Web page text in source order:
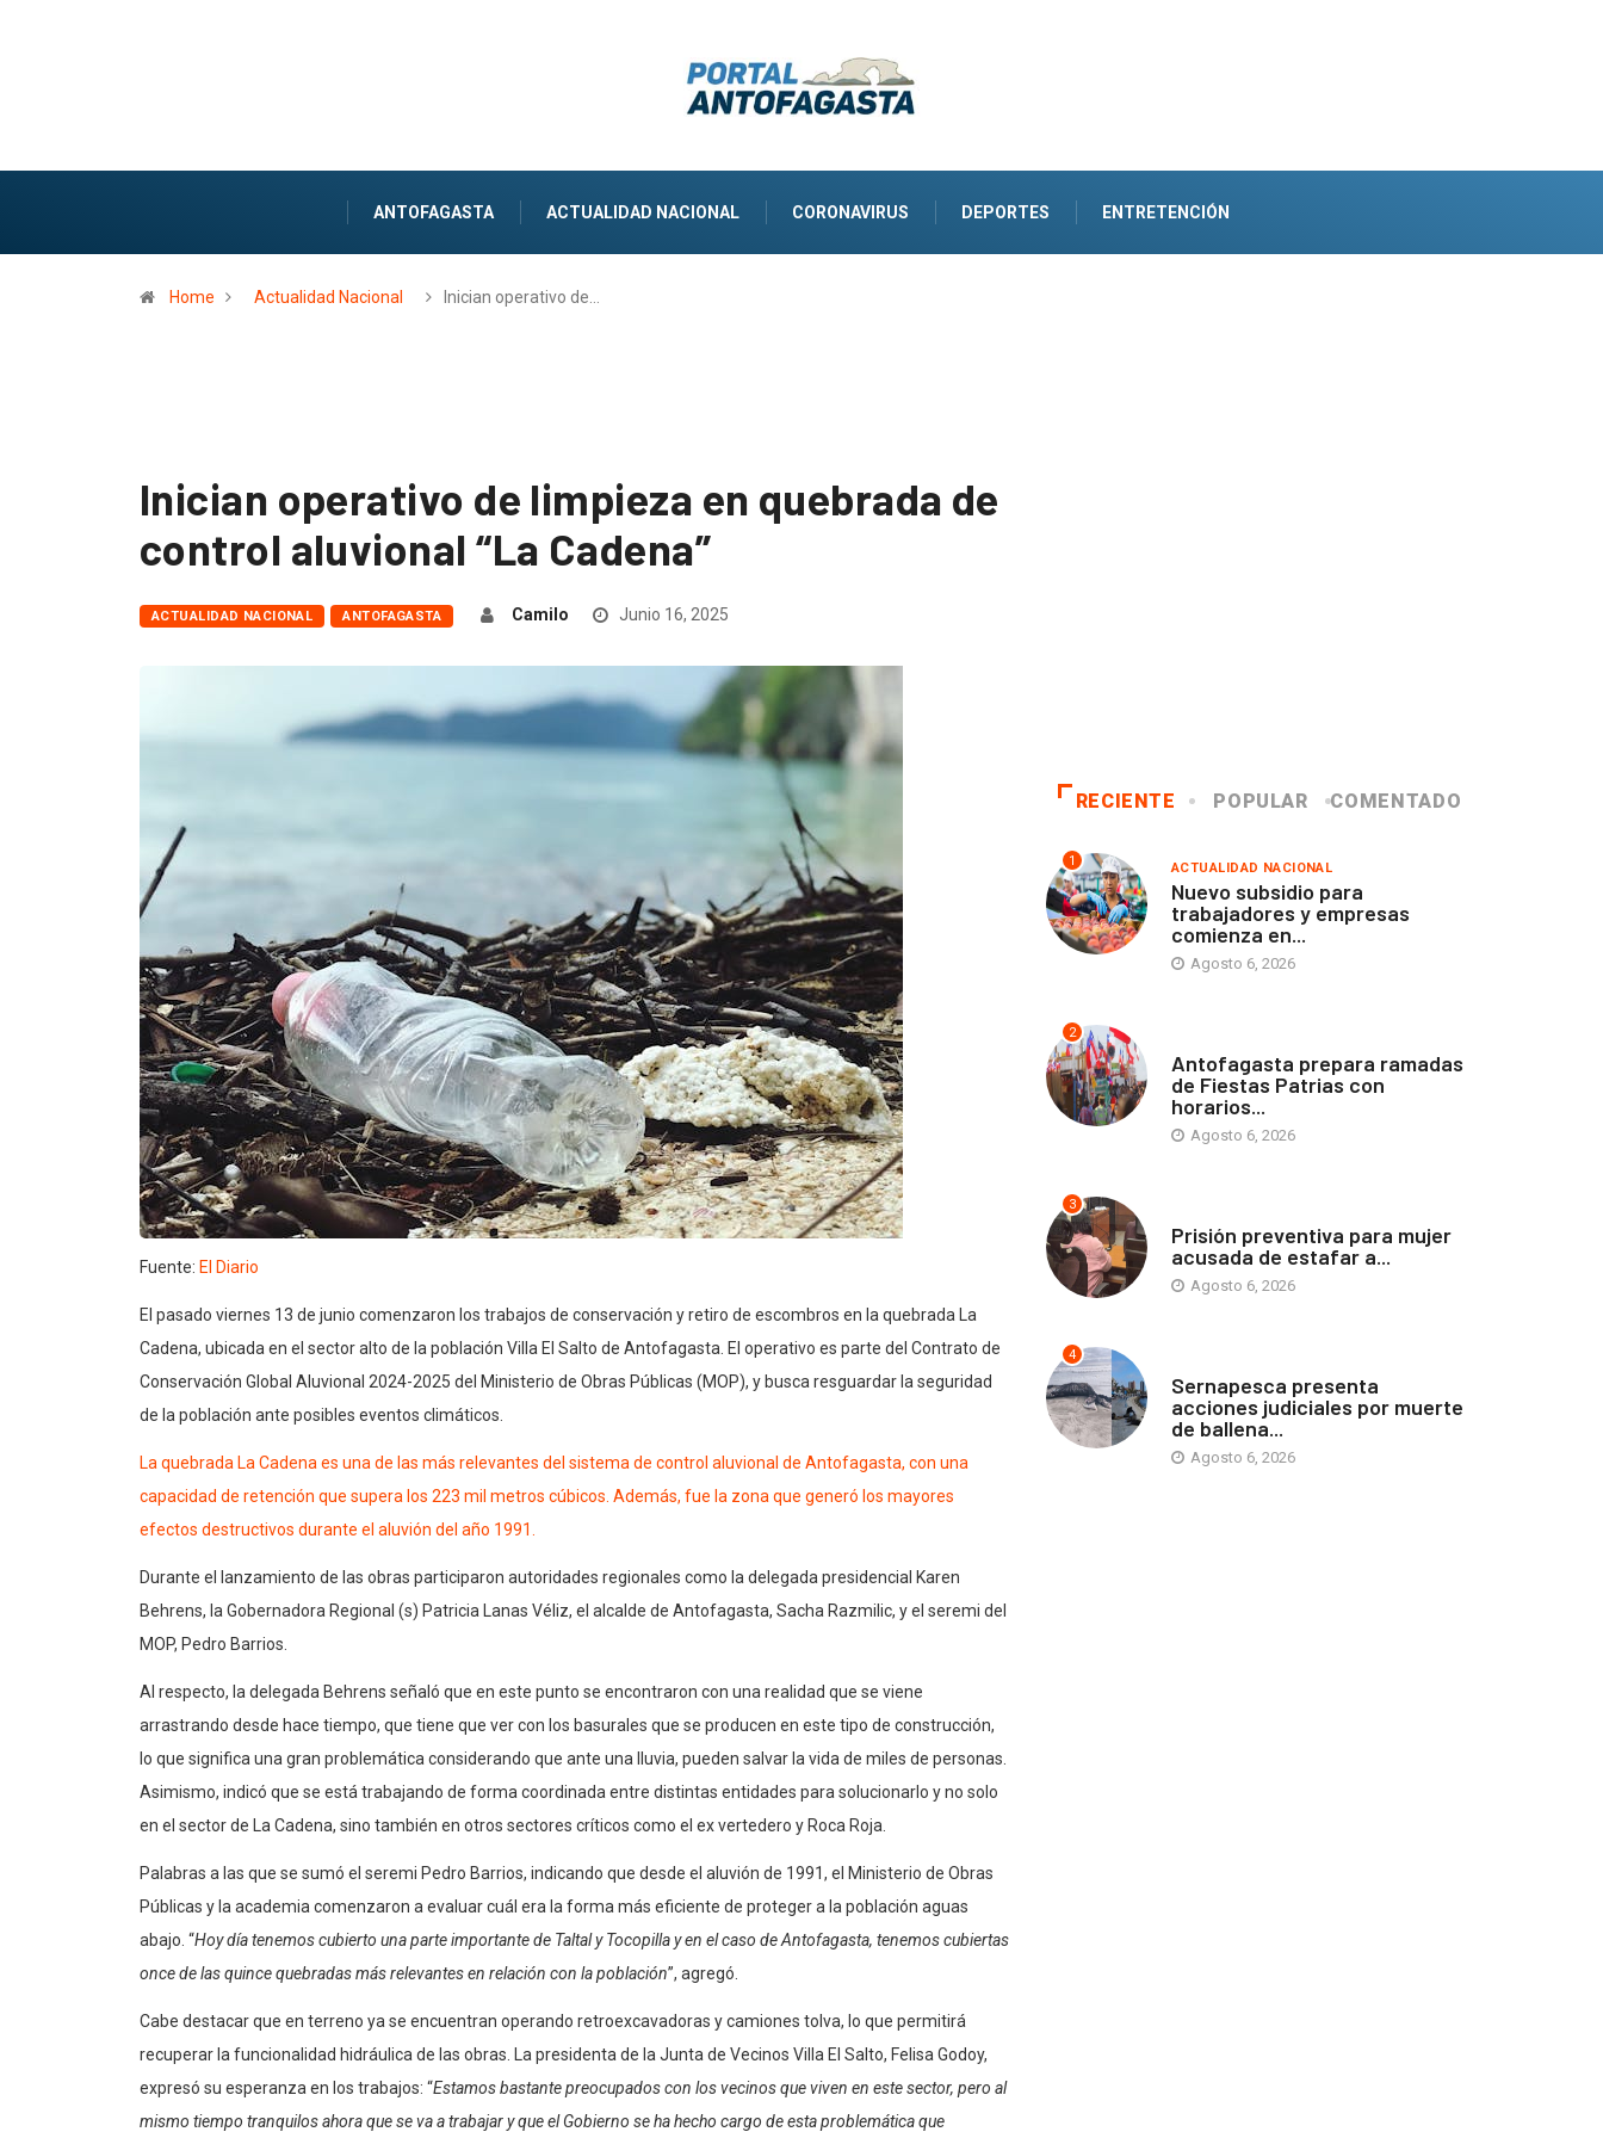
ANTOFAGASTA ACTUALIDAD NACIONAL CORONAVIRUS DEPORTES ENTRETENCIÓN
Home Actualidad Nacional Inician operativo de…
Inician operativo de limpieza en quebrada de
control aluvional “La Cadena”
ACTUALIDAD NACIONAL ANTOFAGASTA Camilo Junio 16, 2025
Fuente: El Diario
El pasado viernes 13 de junio comenzaron los trabajos de conservación y retiro de escombros en la quebrada La
Cadena, ubicada en el sector alto de la población Villa El Salto de Antofagasta. El operativo es parte del Contrato de
Conservación Global Aluvional 2024-2025 del Ministerio de Obras Públicas (MOP), y busca resguardar la seguridad
de la población ante posibles eventos climáticos.
La quebrada La Cadena es una de las más relevantes del sistema de control aluvional de Antofagasta, con una
capacidad de retención que supera los 223 mil metros cúbicos. Además, fue la zona que generó los mayores
efectos destructivos durante el aluvión del año 1991.
Durante el lanzamiento de las obras participaron autoridades regionales como la delegada presidencial Karen
Behrens, la Gobernadora Regional (s) Patricia Lanas Véliz, el alcalde de Antofagasta, Sacha Razmilic, y el seremi del
MOP, Pedro Barrios.
Al respecto, la delegada Behrens señaló que en este punto se encontraron con una realidad que se viene
arrastrando desde hace tiempo, que tiene que ver con los basurales que se producen en este tipo de construcción,
lo que significa una gran problemática considerando que ante una lluvia, pueden salvar la vida de miles de personas.
Asimismo, indicó que se está trabajando de forma coordinada entre distintas entidades para solucionarlo y no solo
en el sector de La Cadena, sino también en otros sectores críticos como el ex vertedero y Roca Roja.
Palabras a las que se sumó el seremi Pedro Barrios, indicando que desde el aluvión de 1991, el Ministerio de Obras
Públicas y la academia comenzaron a evaluar cuál era la forma más eficiente de proteger a la población aguas
abajo. “Hoy día tenemos cubierto una parte importante de Taltal y Tocopilla y en el caso de Antofagasta, tenemos cubiertas
once de las quince quebradas más relevantes en relación con la población”, agregó.
Cabe destacar que en terreno ya se encuentran operando retroexcavadoras y camiones tolva, lo que permitirá
recuperar la funcionalidad hidráulica de las obras. La presidenta de la Junta de Vecinos Villa El Salto, Felisa Godoy,
expresó su esperanza en los trabajos: “Estamos bastante preocupados con los vecinos que viven en este sector, pero al
mismo tiempo tranquilos ahora que se va a trabajar y que el Gobierno se ha hecho cargo de esta problemática que
RECIENTE POPULAR COMENTADO
1 ACTUALIDAD NACIONAL
Nuevo subsidio para
trabajadores y empresas
comienza en...
Agosto 6, 2026
2
Antofagasta prepara ramadas
de Fiestas Patrias con
horarios...
Agosto 6, 2026
3
Prisión preventiva para mujer
acusada de estafar a...
Agosto 6, 2026
4
Sernapesca presenta
acciones judiciales por muerte
de ballena...
Agosto 6, 2026